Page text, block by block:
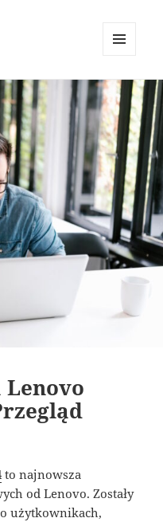
WIDGETY
Lenovo
to najnowsza
od Lenovo. Zostały
użytkownikach,